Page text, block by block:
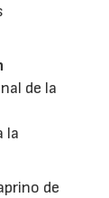
de la
la
de